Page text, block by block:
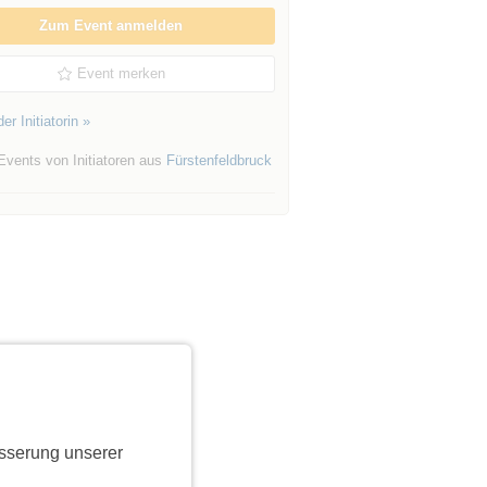
unserer
Zum Event anmelden
Event merken
Initiatorin »
von Initiatoren aus Fürstenfeldbruck